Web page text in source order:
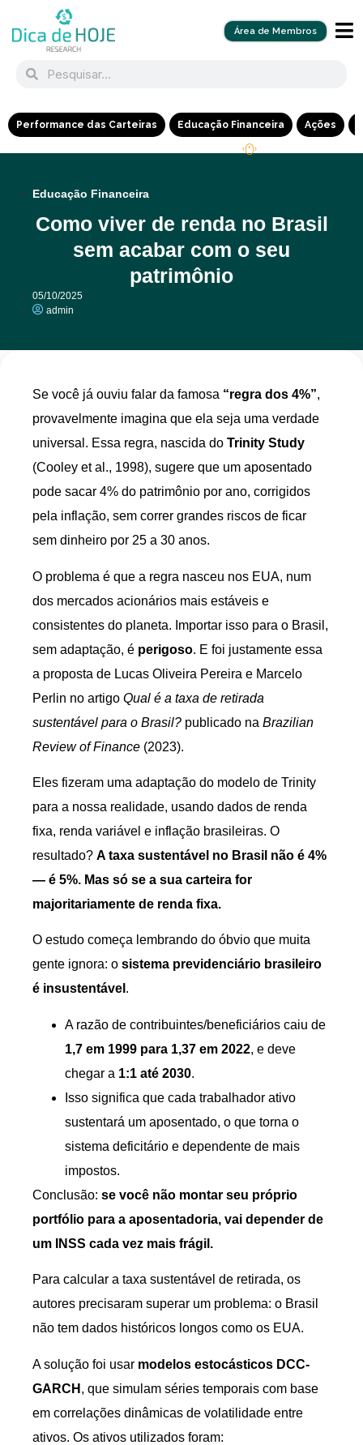
Área de Membros
Performance das Carteiras Educação Financeira Ações
Educação Financeira
Como viver de renda no Brasil
sem acabar com o seu
patrimônio
05/10/2025
admin
Se você já ouviu falar da famosa “regra dos 4%”,
provavelmente imagina que ela seja uma verdade
universal. Essa regra, nascida do Trinity Study
(Cooley et al., 1998), sugere que um aposentado
pode sacar 4% do patrimônio por ano, corrigidos
pela inflação, sem correr grandes riscos de ficar
sem dinheiro por 25 a 30 anos.
O problema é que a regra nasceu nos EUA, num
dos mercados acionários mais estáveis e
consistentes do planeta. Importar isso para o Brasil,
sem adaptação, é perigoso. E foi justamente essa
a proposta de Lucas Oliveira Pereira e Marcelo
Perlin no artigo Qual é a taxa de retirada
sustentável para o Brasil? publicado na Brazilian
Review of Finance (2023).
Eles fizeram uma adaptação do modelo de Trinity
para a nossa realidade, usando dados de renda
fixa, renda variável e inflação brasileiras. O
resultado? A taxa sustentável no Brasil não é 4%
— é 5%. Mas só se a sua carteira for
majoritariamente de renda fixa.
O estudo começa lembrando do óbvio que muita
gente ignora: o sistema previdenciário brasileiro
é insustentável .
A razão de contribuintes/beneficiários caiu de
1,7 em 1999 para 1,37 em 2022, e deve
chegar a 1:1 até 2030.
Isso significa que cada trabalhador ativo
sustentará um aposentado, o que torna o
sistema deficitário e dependente de mais
impostos.
Conclusão: se você não montar seu próprio
portfólio para a aposentadoria, vai depender de
um INSS cada vez mais frágil.
Para calcular a taxa sustentável de retirada, os
autores precisaram superar um problema: o Brasil
não tem dados históricos longos como os EUA.
A solução foi usar modelos estocásticos DCC-
GARCH , que simulam séries temporais com base
em correlações dinâmicas de volatilidade entre
ativos. Os ativos utilizados foram: